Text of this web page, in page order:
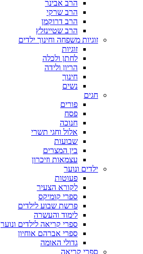
הרב אבינר
הרב שרקי
הרב דרוקמן
הרב שטיינזלץ
זוגיות משפחה וחינוך ילדים
זוגיות
לחתן ולכלה
הריון ולידה
חינוך
נשים
חגים
פורים
פסח
חנוכה
אלול וחגי תשרי
שבועות
בין המצרים
עצמאות וזיכרון
ילדים ונוער
פעוטות
לקורא הצעיר
ספרי קומיקס
פרשת שבוע לילדים
לימוד והעשרה
ספרי קריאה לילדים ונוער
ספרי אברהם אוחיון
גדולי האומה
ספרי קריאה